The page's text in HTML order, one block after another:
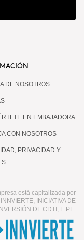
DE NOSOTROS
EN EMBAJADORA
CON NOSOTROS
PRIVACIDAD Y
está capitalizada por
INNVIERTE, INICIATIVA DE
INVERSIÓN DE CDTI, E.P.E.